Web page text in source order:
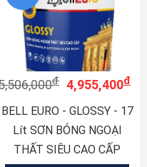
đ 4,955,400đ
BELL EURO - GLOSSY - 17
Lít SƠN BÓNG NGOẠI
THẤT SIÊU CAO CẤP